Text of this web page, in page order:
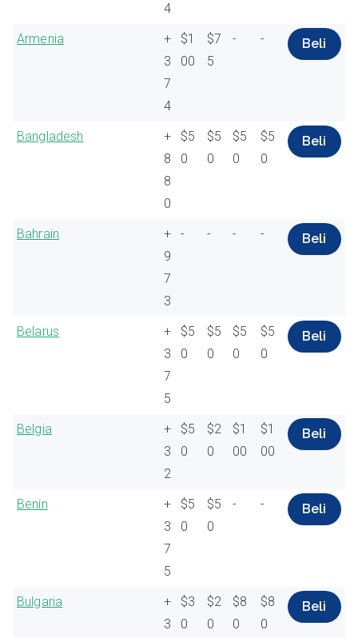
4
Armenia
+
3
7
4
$1
00
$7
5
- - Beli
Bangladesh
+
8
8
0
$5
0
$5
0
$5
0
$5
0
Beli
Bahrain
+
9
7
3
- - - - Beli
Belarus
+
3
7
5
$5
0
$5
0
$5
0
$5
0
Beli
Belgia
+
3
2
$5
0
$2
0
$1
00
$1
00
Beli
Benin
+
3
7
5
$5
0
$5
0
- - Beli
Bulgaria
+
3
$3
0
$2
0
$8
0
$8
0
Beli